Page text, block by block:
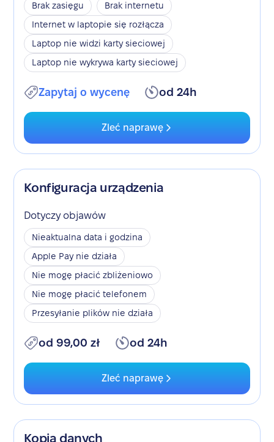
Brak zasięgu
Brak internetu
Internet w laptopie się rozłącza
Laptop nie widzi karty sieciowej
Laptop nie wykrywa karty sieciowej
Zapytaj o wycenę od 24h
Zleć naprawę
Konfiguracja urządzenia
Dotyczy objawów
Nieaktualna data i godzina
Apple Pay nie działa
Nie mogę płacić zbliżeniowo
Nie mogę płacić telefonem
Przesyłanie plików nie działa
od 99,00 zł od 24h
Zleć naprawę
Kopia danych